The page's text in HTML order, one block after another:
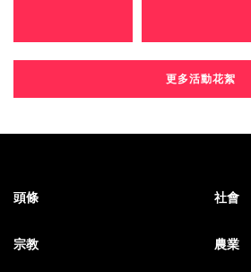
更多活動花絮
頭條 社會
宗教 農業